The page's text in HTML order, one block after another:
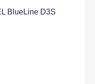
BlueLine D3S